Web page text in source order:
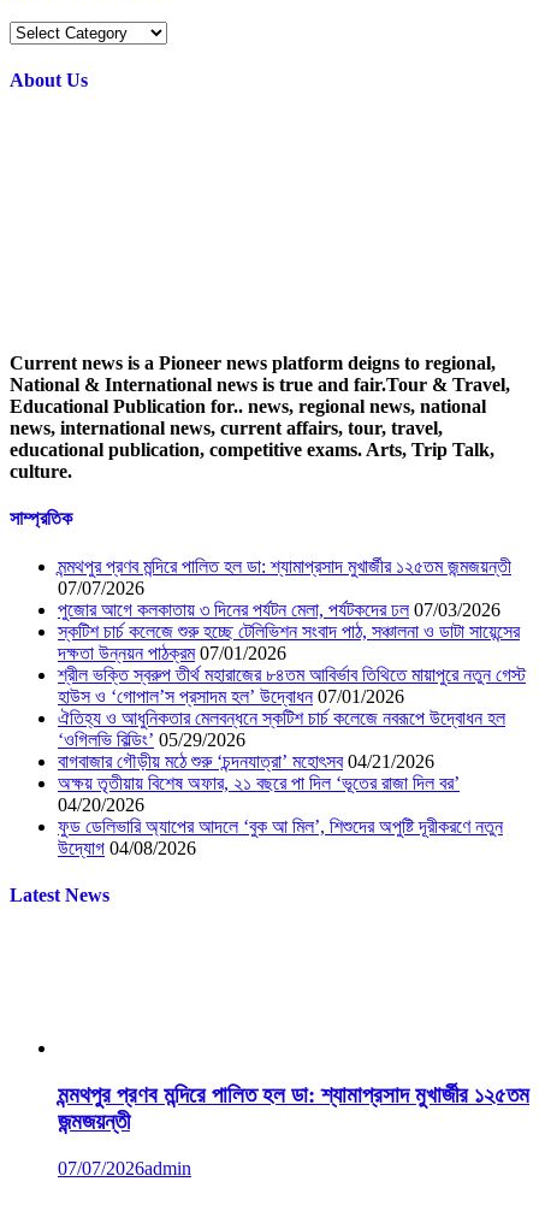
Popular
About Us
Current news is a Pioneer news platform deigns to regional,
National & International news is true and fair.Tour & Travel,
Educational Publication for.. news, regional news, national
news, international news, current affairs, tour, travel,
educational publication, competitive exams. Arts, Trip Talk,
culture.
সাম্প্রতিক
মন্মথপুর প্রণব মন্দিরে পালিত হল ডা: শ্যামাপ্রসাদ মুখার্জীর ১২৫তম জন্মজয়ন্তী
07/07/2026
পুজোর আগে কলকাতায় ৩ দিনের পর্যটন মেলা, পর্যটকদের ঢল 07/03/2026
স্কটিশ চার্চ কলেজে শুরু হচ্ছে টেলিভিশন সংবাদ পাঠ, সঞ্চালনা ও ডাটা সায়েন্সের
দক্ষতা উন্নয়ন পাঠক্রম 07/01/2026
শ্রীল ভক্তি স্বরুপ তীর্থ মহারাজের ৮৪তম আবির্ভাব তিথিতে মায়াপুরে নতুন গেস্ট
হাউস ও ‘গোপাল’স প্রসাদম হল’ উদ্বোধন 07/01/2026
ঐতিহ্য ও আধুনিকতার মেলবন্ধনে স্কটিশ চার্চ কলেজে নবরূপে উদ্বোধন হল
‘ওগিলভি বিল্ডিং’ 05/29/2026
বাগবাজার গৌড়ীয় মঠে শুরু ‘চন্দনযাত্রা’ মহোৎসব 04/21/2026
অক্ষয় তৃতীয়ায় বিশেষ অফার, ২১ বছরে পা দিল ‘ভূতের রাজা দিল বর’
04/20/2026
ফুড ডেলিভারি অ্যাপের আদলে ‘বুক আ মিল’, শিশুদের অপুষ্টি দূরীকরণে নতুন
উদ্যোগ 04/08/2026
Latest News
মন্মথপুর প্রণব মন্দিরে পালিত হল ডা: শ্যামাপ্রসাদ মুখার্জীর ১২৫তম
জন্মজয়ন্তী
07/07/2026admin